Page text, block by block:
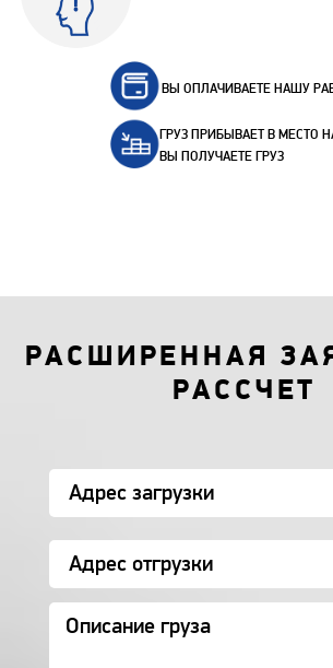
ВЫ ОПЛАЧИВАЕТЕ НАШУ
ГРУЗ ПРИБЫВАЕТ В МЕСТО
ВЫ ПОЛУЧАЕТЕ ГРУЗ
РАСШИРЕННАЯ
РАССЧЕТ